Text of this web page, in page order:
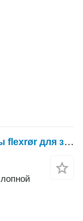
Другая запчасть выхлопной системы flexrør для зерноуборочного комбайна Massey Ferguson 9280